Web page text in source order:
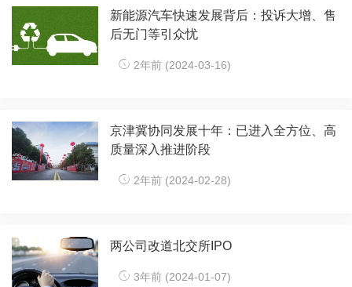
新能源汽车快速发展背后：投诉大增、售
后无门等引众忧
2年前 (2024-03-16)
京津冀协同发展十年：已进入全方位、高
质量深入推进阶段
2年前 (2024-02-28)
两公司改道北交所IPO
3年前 (2024-01-07)